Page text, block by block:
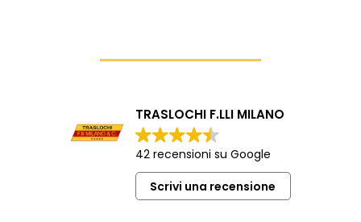
TRASLOCHI F.LLI MILANO
42 recensioni su Google
Scrivi una recensione